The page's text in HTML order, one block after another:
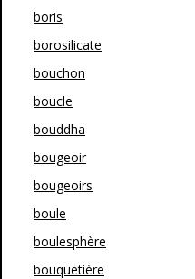
boris
borosilicate
bouchon
boucle
bouddha
bougeoir
bougeoirs
boule
boulesphère
bouquetière